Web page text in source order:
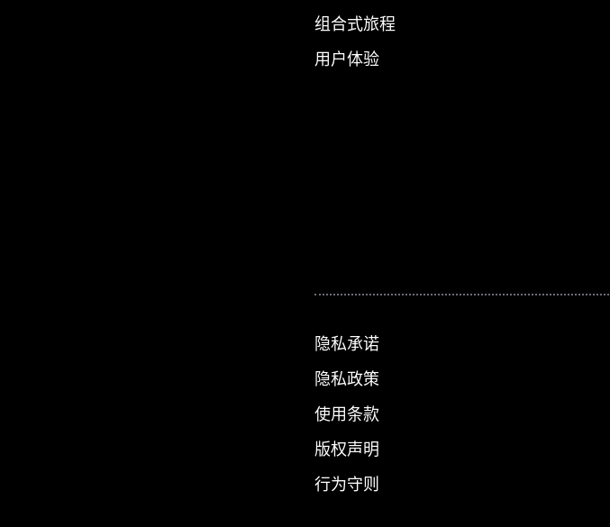
组合式旅程
用户体验
隐私承诺
隐私政策
使用条款
版权声明
行为守则